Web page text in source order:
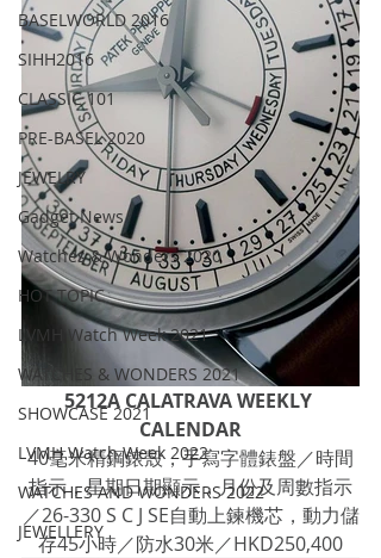
BASELWORLD 2016
SIHH2016
CLASSIC 101
PRE-BASEL 2020
JEWELRY
Gadget News
Watches & Wonders 2020
HOT TOPIC
LVMH Watch Week 2021
WATCHES & WONDERS 2021
SHOWCASE 2021
LVMH Watch Week 2022
WATCHES AND WONDERS 2022
JEWELLERY
5212A CALATRAVA WEEKLY
CALENDAR
40毫米精鋼錶殼，手寫字體錶盤／時間
指示，星期日期顯示，月份及周數指示
／26-330 S C J SE自動上鍊機芯，動力儲
存45小時／防水30米／HKD250,400